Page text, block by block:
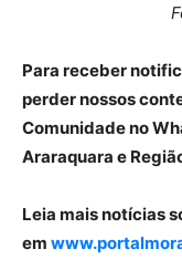
Para receber
perder nossos
Comunidade no
Araraquara e
Leia mais notícias
em